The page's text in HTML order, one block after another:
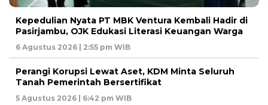
Kepedulian Nyata PT MBK Ventura Kembali Hadir di
Pasirjambu, OJK Edukasi Literasi Keuangan Warga
6 Agustus 2026 | 2:55 pm WIB
Perangi Korupsi Lewat Aset, KDM Minta Seluruh
Tanah Pemerintah Bersertifikat
5 Agustus 2026 | 6:42 pm WIB